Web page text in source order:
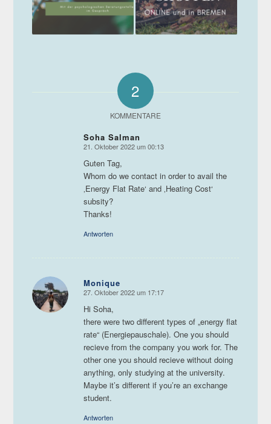
2
KOMMENTARE
Soha Salman
sagte:
21. Oktober 2022 um 00:13
Guten Tag,
Whom do we contact in order to avail the
‚Energy Flat Rate‘ and ‚Heating Cost‘
subsity?
Thanks!
Antworten
Monique
sagte:
27. Oktober 2022 um 17:17
Hi Soha,
there were two different types of „energy flat
rate“ (Energiepauschale). One you should
recieve from the company you work for. The
other one you should recieve without doing
anything, only studying at the university.
Maybe it’s different if you’re an exchange
student.
Antworten